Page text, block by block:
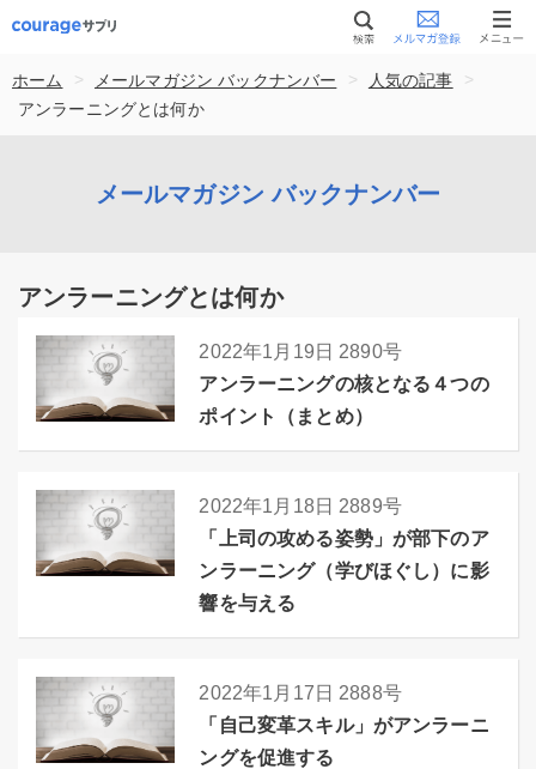
ホーム > メールマガジン バックナンバー > 人気の記事
>
アンラーニングとは何か
メールマガジン バックナンバー
アンラーニングとは何か
2022年1月19日 2890号
アンラーニングの核となる４つの
ポイント（まとめ）
2022年1月18日 2889号
「上司の攻める姿勢」が部下のア
ンラーニング（学びほぐし）に影
響を与える
2022年1月17日 2888号
「自己変革スキル」がアンラーニ
ングを促進する